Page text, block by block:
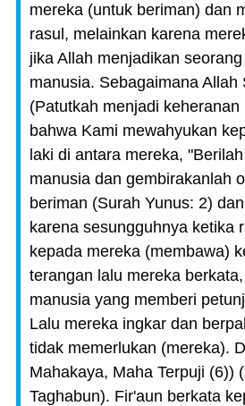
mereka (untuk beriman) dan
rasul, melainkan karena
jika Allah menjadikan
manusia. Sebagaimana Allah
(Patutkah menjadi
bahwa Kami mewah­yukan
laki di antara mereka,
manusia dan gembirakanlah
beriman (Surah Yunus: 2)
karena sesungguhnya ketika
kepada mereka (membawa)
terangan lalu mereka
manusia yang memberi
Lalu mereka ingkar dan
tidak memerlukan (mereka).
Mahakaya, Maha Terpuji (6))
Taghabun). Fir'aun berkata